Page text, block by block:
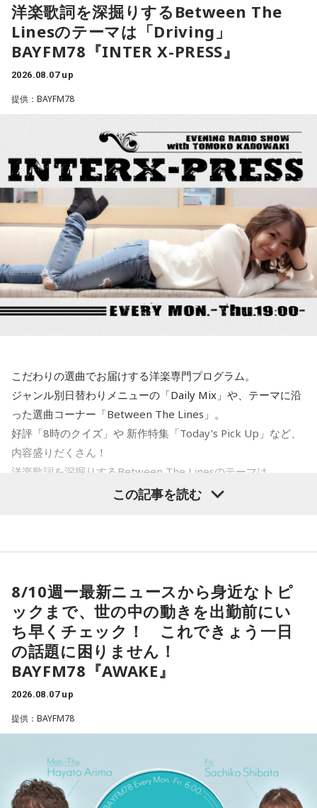
小林：どこだろうね（笑）。それはともかく強運御守です
よ！ 僕らは、受験生の応援のために来ましたけど、強運御
守だけの取材はお断りらしいですよ！
るんだろうね(笑)。
小林：受験生には、かっこいい黒いやつあったね。
寺内：立志勝運御守ね。ここらは大学も多いから、そこを目
指す人はオープンキャンパス帰りに来てもいいよね。
小林：あと、港区の文化財でしたっけ？
寺内：指定文化財、力石ね。一発、張り手バチンかましてや
りましたよ！
寺内：力石とね(笑)。都心の中心にある歴史ある神社。いや、
すごいところですよ。
小林：女性にも大人気とのことだから、ご興味あればぜひ！
寺内：芝大神宮！ いや、ジンジャー神社へ！
芝大神宮は東京のど真ん中にありながら、1000年の歴史を誇
る色々な歴史のある神社でした。人気の強運御守は現在頒布
終了中ですが、お近くに立ち寄られた際は、是非、ご参拝し
てみてください。
さて、次回の『おうえんしナイト』は立正大学にて取材をし
てまいります。ご期待ください！
<芝大神宮>
ネットに飛び交う、さまざまなトレンドワードの中から、
ミラクル独自のアングルで、気になる“コトバ”をキャッチアッ
プ！
■10時20分頃からは「ヤマサ・デイリーティップス」。
■11時になったら曜日がわりのコーナー「ミラクルチョイ
毎週月曜日は「みんな ほめデミー賞」をお届けします。
あなたが褒めたい人、褒めて欲しいことを大募集！
＜8月11日(火)のTOPICS＞
ミラクルリゾート2026開催中！
リサーチテーマは 「大声で叫びたいことは？」
うれしい、かなしい、怒ってるーーー！
夏の言いたい放題を大募集！
＜8月12日(水)のTOPICS＞
キラキラな音楽とときめく話題でがんばるあなたにミラクル
チャージ！
■今回のTOPICS
●リサーチテーマ ・・・「 真夏の夜のほにゃらら 」
夏は夜！なにして「さらなり」ですか？あなたのサマーナイ
をキャッチアップ！
●今日のへぇ 10時〜
世界の夜の過ごし方に関するへぇをご紹介！
●「 こぶくろさん 」 11時〜
スーパーやコンビニで百花繚乱の個包装、小袋入りのグルメ
をセレクション！
リサーチテーマは「夏のどうでもいい575」
今年の夏について、575にしたためてみませんか？
どうでもいいことでオーケー！
洋楽歌詞を深掘りするBetween The
Linesのテーマは「Driving」
BAYFM78『INTER X-PRESS』
2026.08.07 up
提供：BAYFM78
こだわりの選曲でお届けする洋楽専門プログラム。
ジャンル別日替わりメニューの「Daily Mix」や、テーマに沿
った選曲コーナー「Between The Lines」。
好評「8時のクイズ」や 新作特集「Today’s Pick Up」など、
内容盛りだくさん！
洋楽歌詞を深掘りするBetween The Linesのテーマは
R&Bとモダン・カントリーの融合にトライした新作
『HIGHWAY 79』を特集。
＜8月11日(火)のTOPICS＞
開催間近！今年25周年＆3日間開催〜サマソニの見どころを
チェックする 「サマーソニック・ガイド2026」。
火曜はTokyo Day-1（8月14日（金））のラインナップに注
＜8月12日(水)のTOPICS＞
この記事を読む
8/10週ー最新ニュースから身近なトピ
ックまで、世の中の動きを出勤前にい
ち早くチェック！ これできょう一日
の話題に困りません！
BAYFM78『AWAKE』
2026.08.07 up
提供：BAYFM78